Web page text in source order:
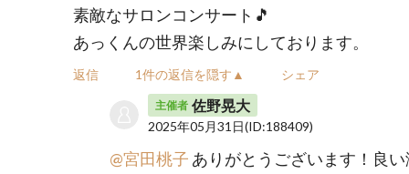
素敵なサロンコンサート🎵
あっくんの世界楽しみにしております。
返信 1件の返信を隠す▲ シェア
主催者 佐野晃大
2025年05月31日(ID:188409)
@宮田桃子 ありがとうございます！良